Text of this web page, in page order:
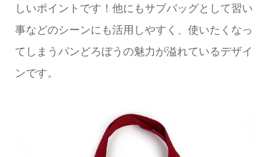
しいポイントです！他にもサブバッグとして習い
事などのシーンにも活用しやすく、使いたくなっ
てしまうパンどろぼうの魅力が溢れているデザイ
ンです。